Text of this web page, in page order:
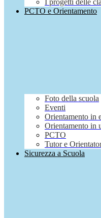
I progetti delle
PCTO e Orientamento
Foto della scuola
Eventi
Orientamento in
Orientamento in
PCTO
Tutor e
Sicurezza a Scuola